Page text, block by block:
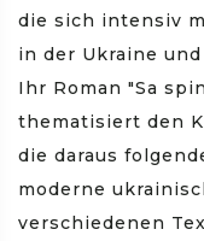
die sich intensiv
in der Ukraine
Ihr Roman "Sa
thematisiert den
die daraus
moderne
verschiedenen